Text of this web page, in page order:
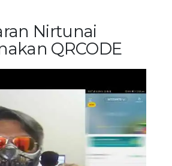
Nirtunai
QRCODE